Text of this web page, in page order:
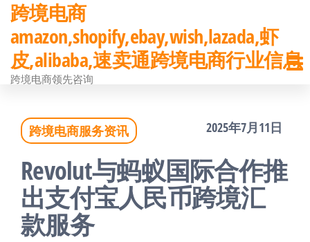
前
往
内
跨境电商
amazon,shopify,ebay,wish,lazada,虾
皮,alibaba,速卖通跨境电商行业信息
跨境电商领先咨询
跨境电商服务资讯 2025年7月11日
Revolut与蚂蚁国际合作推
出支付宝人民币跨境汇
款服务